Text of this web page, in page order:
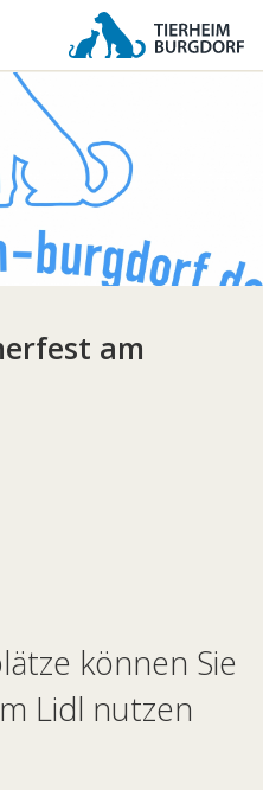
am
können Sie
Lidl nutzen